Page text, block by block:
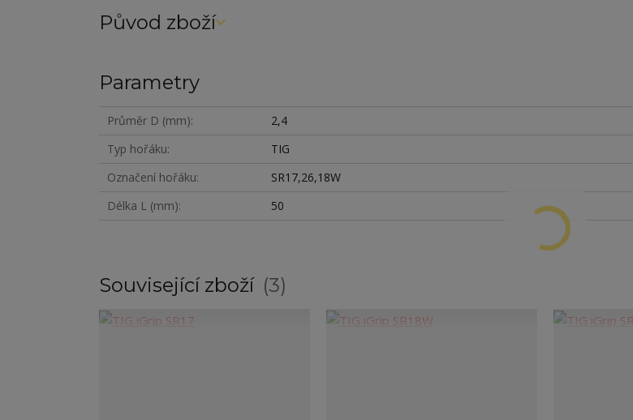
Původ zboží
Parametry
Průměr D (mm)
2,4
Typ hořáku
TIG
Označení hořáku
SR17,26,18W
Délka L (mm)
50
Související zboží 3